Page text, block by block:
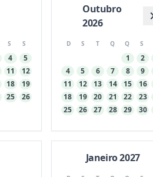
S S
4
5
11
12
18
19
25
26
Outubro
2026
D S T Q Q S
1 2
4
5 6 7 8 9
11
12 13 14 15 16
18
19 20 21 22 23
25
26 27 28 29 30
Janeiro 2027